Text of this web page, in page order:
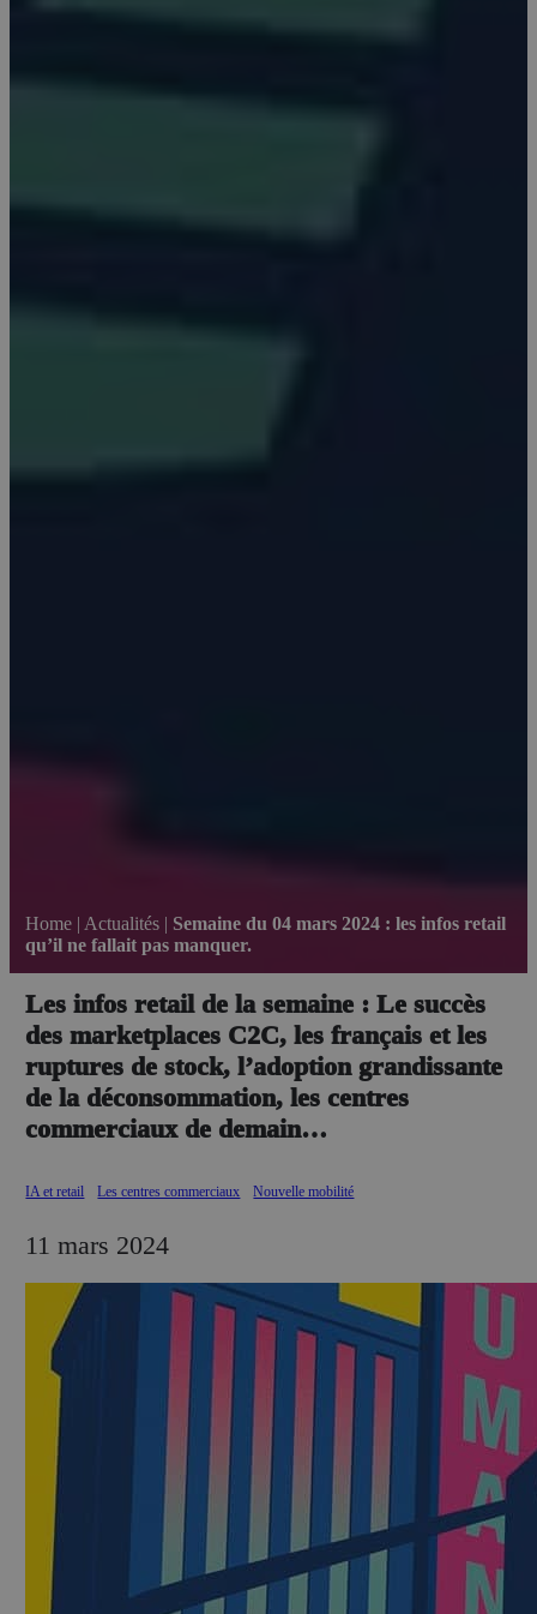
Home | Actualités | Semaine du 04 mars 2024 : les infos retail
qu’il ne fallait pas manquer.
Les infos retail de la semaine : Le succès
des marketplaces C2C, les français et les
ruptures de stock, l’adoption grandissante
de la déconsommation, les centres
commerciaux de demain…
IA et retail Les centres commerciaux Nouvelle mobilité
11 mars 2024